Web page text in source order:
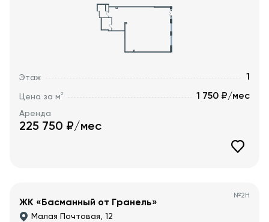
Этаж 1
Цена за м2 1 750 ₽/мес
Аренда
225 750 ₽/мес
№2Н
ЖК «Басманный от Гранель»
Малая Почтовая, 12